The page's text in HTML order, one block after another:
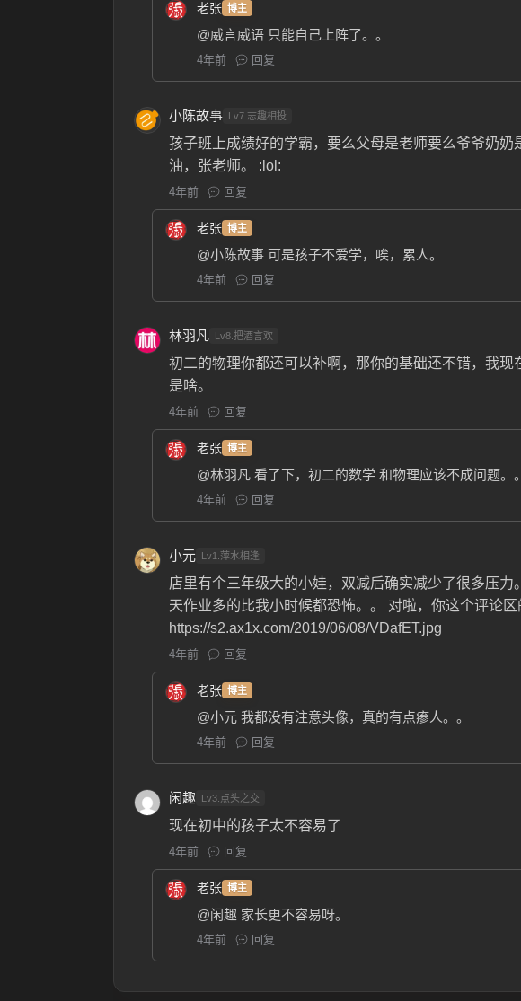
老张 博主
@威言威语 只能自己上阵了。。
4年前 回复
小陈故事 Lv7.志趣相投
孩子班上成绩好的学霸，要么父母是老师要么爷爷奶
油，张老师。 :lol:
4年前 回复
老张 博主
@小陈故事 可是孩子不爱学，唉，累人。
4年前 回复
林羽凡 Lv8.把酒言欢
初二的物理你都还可以补啊，那你的基础还不错，我
是啥。
4年前 回复
老张 博主
@林羽凡 看了下，初二的数学 和物理应该不成问题。。
4年前 回复
小元 Lv1.萍水相逢
店里有个三年级大的小娃，双减后确实减少了很多压
天作业多的比我小时候都恐怖。。 对啦，你这个评论
https://s2.ax1x.com/2019/06/08/VDafET.jpg
4年前 回复
老张 博主
@小元 我都没有注意头像，真的有点瘆人。。
4年前 回复
闲趣 Lv3.点头之交
现在初中的孩子太不容易了
4年前 回复
老张 博主
@闲趣 家长更不容易呀。
4年前 回复